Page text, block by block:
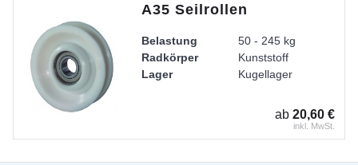
A35 Seilrollen
Belastung
50 - 245 kg
Radkörper
Kunststoff
Lager
Kugellager
ab 20,60 €
inkl. MwSt.